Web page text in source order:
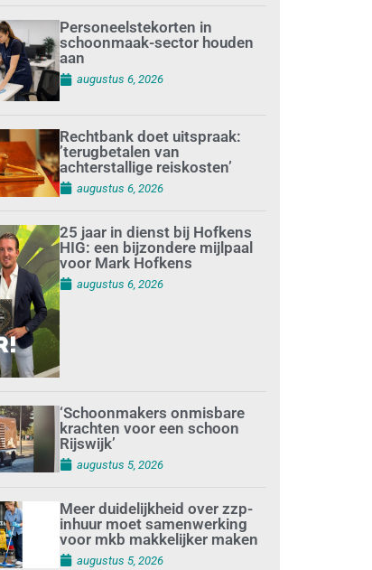
Personeelstekorten in
schoonmaak-sector houden
aan
augustus 6, 2026
Rechtbank doet uitspraak:
’terugbetalen van
achterstallige reiskosten’
augustus 6, 2026
25 jaar in dienst bij Hofkens
HIG: een bijzondere mijlpaal
voor Mark Hofkens
augustus 6, 2026
‘Schoonmakers onmisbare
krachten voor een schoon
Rijswijk’
augustus 5, 2026
Meer duidelijkheid over zzp-
inhuur moet samenwerking
voor mkb makkelijker maken
augustus 5, 2026